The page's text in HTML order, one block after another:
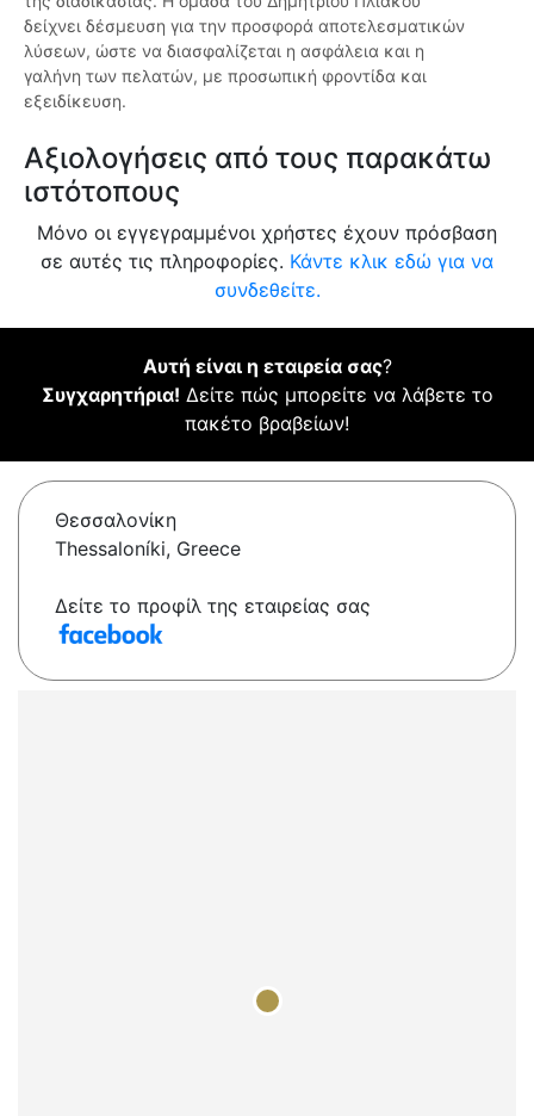
δείχνει δέσμευση για την προσφορά αποτελεσματικών
λύσεων, ώστε να διασφαλίζεται η ασφάλεια και η
γαλήνη των πελατών, με προσωπική φροντίδα και
εξειδίκευση.
Αξιολογήσεις από τους παρακάτω
ιστότοπους
Μόνο οι εγγεγραμμένοι χρήστες έχουν πρόσβαση
σε αυτές τις πληροφορίες. Κάντε κλικ εδώ για να
συνδεθείτε.
Αυτή είναι η εταιρεία σας?
Συγχαρητήρια! Δείτε πώς μπορείτε να λάβετε το
πακέτο βραβείων!
Θεσσαλονίκη
Thessaloníki, Greece
Δείτε το προφίλ της εταιρείας σας